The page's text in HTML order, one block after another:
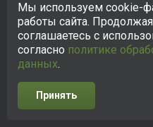
© 2005-2026 ООО «КСК». Сайт
исключительно в
на сайте не является
отношении персональных
Разработка сайта
Мы используем cookie-
работы сайта.
соглашаетесь с
согласно политике
данных.
Принять